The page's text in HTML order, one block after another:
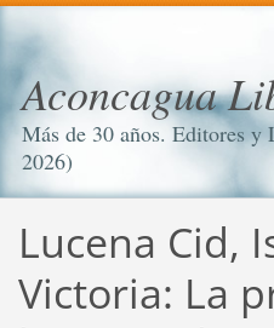
Aconcagua
Más de 30 años. Editores y
2026)
Lucena Cid,
Victoria: La